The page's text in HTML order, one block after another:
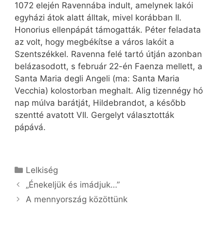
1072 elején Ravennába indult, amelynek lakói
egyházi átok alatt álltak, mivel korábban II.
Honorius ellenpápát támogatták. Péter feladata
az volt, hogy megbékítse a város lakóit a
Szentszékkel. Ravenna felé tartó útján azonban
belázasodott, s február 22-én Faenza mellett, a
Santa Maria degli Angeli (ma: Santa Maria
Vecchia) kolostorban meghalt. Alig tizennégy hó
nap múlva barátját, Hildebrandot, a később
szentté avatott VII. Gergelyt választották
pápává.
Kategória
Lelkiség
„Énekeljük és imádjuk…”
A mennyország közöttünk